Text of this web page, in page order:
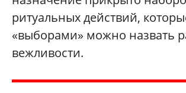
ритуальных действий,
«выборами» можно назвать
вежливости.